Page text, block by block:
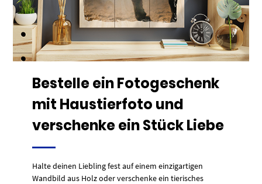
Bestelle ein Fotogeschenk
mit Haustierfoto und
verschenke ein Stück Liebe
Halte deinen Liebling fest auf einem einzigartigen
Wandbild aus Holz oder verschenke ein tierisches